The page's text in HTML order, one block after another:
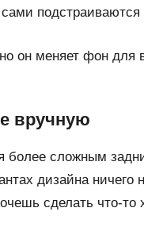
он меняет фон для
вручную
более сложным
дизайна ничего
сделать что-